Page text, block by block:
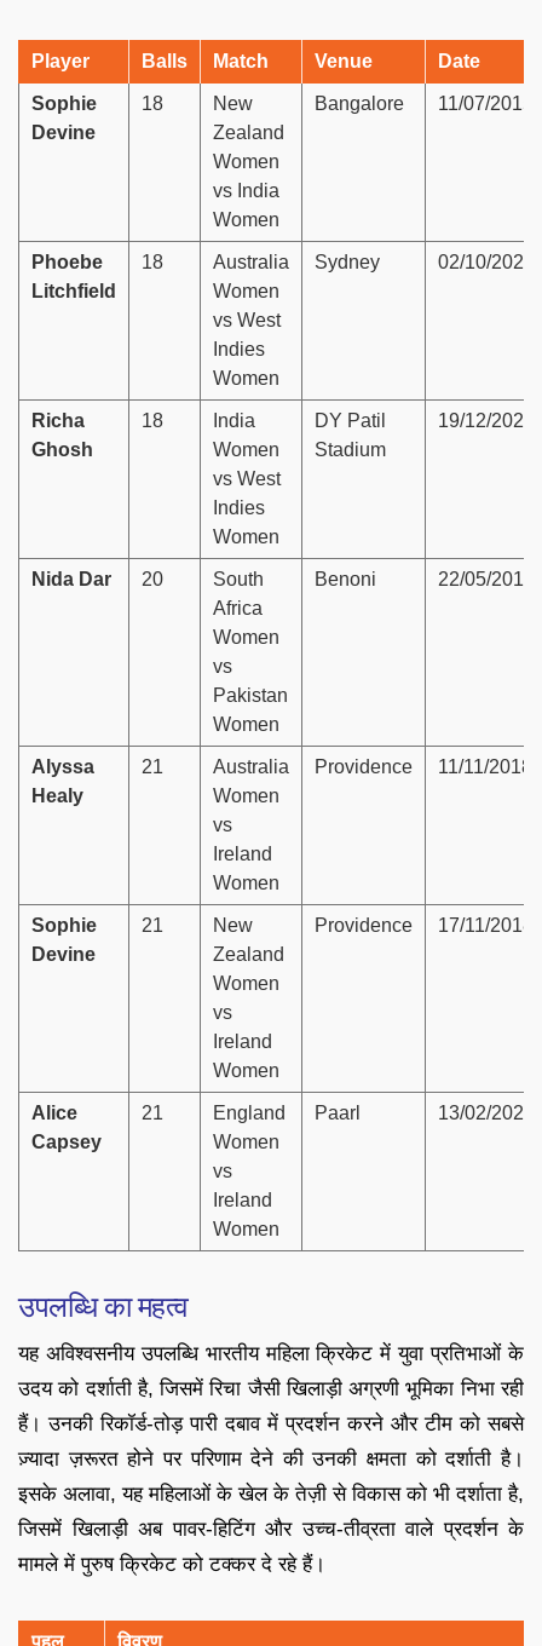
Player Balls Match Venue Date
Sophie
Devine
18
New
Zealand
Women
vs India
Women
Bangalore 11/07/2015
Phoebe
Litchfield
18
Australia
Women
vs West
Indies
Women
Sydney 02/10/2023
Richa
Ghosh
18
India
Women
vs West
Indies
Women
DY Patil
Stadium
19/12/2024
Nida Dar 20
South
Africa
Women
vs
Pakistan
Women
Benoni 22/05/2019
Alyssa
Healy
21
Australia
Women
vs
Ireland
Women
Providence 11/11/2018
Sophie
Devine
21
New
Zealand
Women
vs
Ireland
Women
Providence 17/11/2018
Alice
Capsey
21
England
Women
vs
Ireland
Women
Paarl 13/02/2023
उपलब्धि का महत्व
यह अविश्वसनीय उपलब्धि भारतीय महिला क्रिकेट में युवा प्रतिभाओं के
उदय को दर्शाती है, जिसमें रिचा जैसी खिलाड़ी अग्रणी भूमिका निभा रही
हैं। उनकी रिकॉर्ड-तोड़ पारी दबाव में प्रदर्शन करने और टीम को सबसे
ज़्यादा ज़रूरत होने पर परिणाम देने की उनकी क्षमता को दर्शाती है।
इसके अलावा, यह महिलाओं के खेल के तेज़ी से विकास को भी दर्शाता है,
जिसमें खिलाड़ी अब पावर-हिटिंग और उच्च-तीव्रता वाले प्रदर्शन के
मामले में पुरुष क्रिकेट को टक्कर दे रहे हैं।
पहलू विवरण